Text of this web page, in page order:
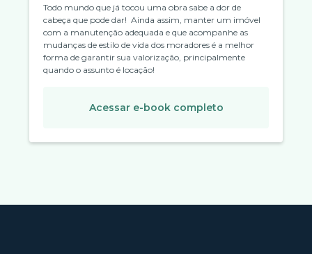
Todo mundo que já tocou uma obra sabe a dor de
cabeça que pode dar! Ainda assim, manter um imóvel
com a manutenção adequada e que acompanhe as
mudanças de estilo de vida dos moradores é a melhor
forma de garantir sua valorização, principalmente
quando o assunto é locação!
Acessar e-book completo